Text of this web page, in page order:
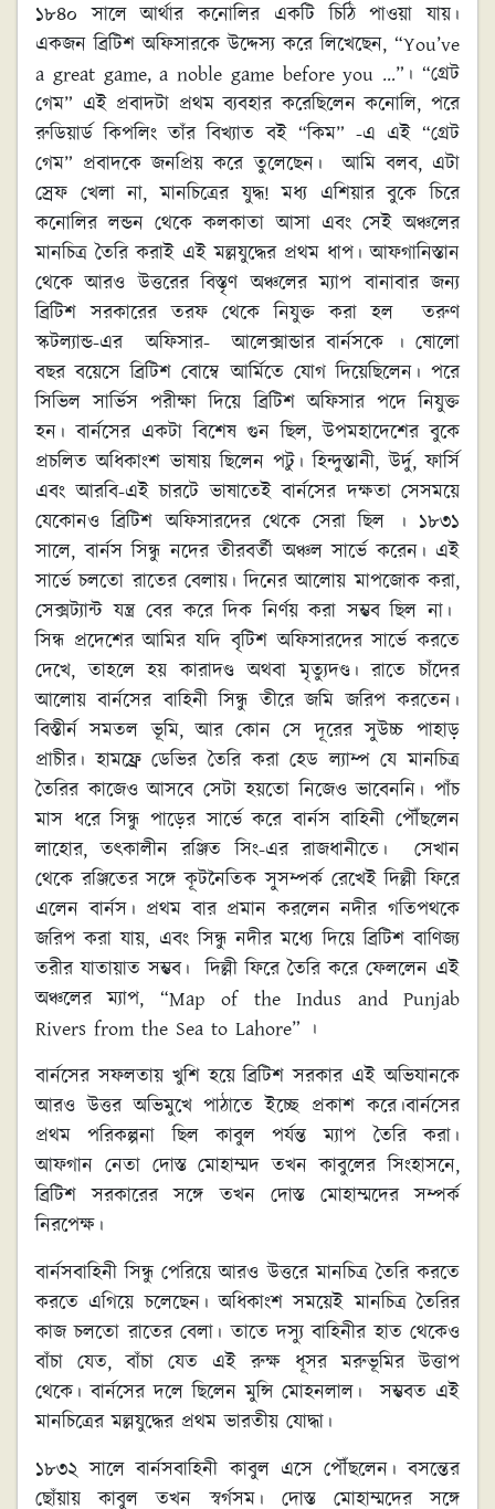
১৮৪০ সালে আর্থার কনোলির একটি চিঠি পাওয়া যায়।
একজন ব্রিটিশ অফিসারকে উদ্দেস্য করে লিখেছেন, “You’ve
a great game, a noble game before you …”। “গ্রেট
গেম” এই প্রবাদটা প্রথম ব্যবহার করেছিলেন কনোলি, পরে
রুডিয়ার্ড কিপলিং তাঁর বিখ্যাত বই “কিম” -এ এই “গ্রেট
গেম” প্রবাদকে জনপ্রিয় করে তুলেছেন। আমি বলব, এটা
স্রেফ খেলা না, মানচিত্রের যুদ্ধ! মধ্য এশিয়ার বুকে চিরে
কনোলির লন্ডন থেকে কলকাতা আসা এবং সেই অঞ্চলের
মানচিত্র তৈরি করাই এই মল্লযুদ্ধের প্রথম ধাপ। আফগানিস্তান
থেকে আরও উত্তরের বিস্তৃণ অঞ্চলের ম্যাপ বানাবার জন্য
ব্রিটিশ সরকারের তরফ থেকে নিযুক্ত করা হল তরুণ
স্কটল্যান্ড-এর অফিসার- আলেক্সান্ডার বার্নসকে । ষোলো
বছর বয়েসে ব্রিটিশ বোম্বে আর্মিতে যোগ দিয়েছিলেন। পরে
সিভিল সার্ভিস পরীক্ষা দিয়ে ব্রিটিশ অফিসার পদে নিযুক্ত
হন। বার্নসের একটা বিশেষ গুন ছিল, উপমহাদেশের বুকে
প্রচলিত অধিকাংশ ভাষায় ছিলেন পটু। হিন্দুস্তানী, উর্দু, ফার্সি
এবং আরবি-এই চারটে ভাষাতেই বার্নসের দক্ষতা সেসময়ে
যেকোনও ব্রিটিশ অফিসারদের থেকে সেরা ছিল । ১৮৩১
সালে, বার্নস সিন্ধু নদের তীরবর্তী অঞ্চল সার্ভে করেন। এই
সার্ভে চলতো রাতের বেলায়। দিনের আলোয় মাপজোক করা,
সেক্সট্যান্ট যন্ত্র বের করে দিক নির্ণয় করা সম্ভব ছিল না।
সিন্ধ প্রদেশের আমির যদি বৃটিশ অফিসারদের সার্ভে করতে
দেখে, তাহলে হয় কারাদণ্ড অথবা মৃত্যুদণ্ড। রাতে চাঁদের
আলোয় বার্নসের বাহিনী সিন্ধু তীরে জমি জরিপ করতেন।
বিস্তীর্ন সমতল ভূমি, আর কোন সে দূরের সুউচ্চ পাহাড়
প্রাচীর। হামফ্রে ডেভির তৈরি করা হেড ল্যাম্প যে মানচিত্র
তৈরির কাজেও আসবে সেটা হয়তো নিজেও ভাবেননি। পাঁচ
মাস ধরে সিন্ধু পাড়ের সার্ভে করে বার্নস বাহিনী পৌঁছলেন
লাহোর, তৎকালীন রঞ্জিত সিং-এর রাজধানীতে। সেখান
থেকে রঞ্জিতের সঙ্গে কূটনৈতিক সুসম্পর্ক রেখেই দিল্লী ফিরে
এলেন বার্নস। প্রথম বার প্রমান করলেন নদীর গতিপথকে
জরিপ করা যায়, এবং সিন্ধু নদীর মধ্যে দিয়ে ব্রিটিশ বাণিজ্য
তরীর যাতায়াত সম্ভব। দিল্লী ফিরে তৈরি করে ফেললেন এই
অঞ্চলের ম্যাপ, “Map of the Indus and Punjab
Rivers from the Sea to Lahore” ।
বার্নসের সফলতায় খুশি হয়ে ব্রিটিশ সরকার এই অভিযানকে
আরও উত্তর অভিমুখে পাঠাতে ইচ্ছে প্রকাশ করে।বার্নসের
প্রথম পরিকল্পনা ছিল কাবুল পর্যন্ত ম্যাপ তৈরি করা।
আফগান নেতা দোস্ত মোহাম্মদ তখন কাবুলের সিংহাসনে,
ব্রিটিশ সরকারের সঙ্গে তখন দোস্ত মোহাম্মদের সম্পর্ক
নিরপেক্ষ।
বার্নসবাহিনী সিন্ধু পেরিয়ে আরও উত্তরে মানচিত্র তৈরি করতে
করতে এগিয়ে চলেছেন। অধিকাংশ সময়েই মানচিত্র তৈরির
কাজ চলতো রাতের বেলা। তাতে দস্যু বাহিনীর হাত থেকেও
বাঁচা যেত, বাঁচা যেত এই রুক্ষ ধূসর মরুভূমির উত্তাপ
থেকে। বার্নসের দলে ছিলেন মুন্সি মোহনলাল। সম্ভবত এই
মানচিত্রের মল্লযুদ্ধের প্রথম ভারতীয় যোদ্ধা।
১৮৩২ সালে বার্নসবাহিনী কাবুল এসে পৌঁছলেন। বসন্তের
ছোঁয়ায় কাবুল তখন স্বর্গসম। দোস্ত মোহাম্মদের সঙ্গে